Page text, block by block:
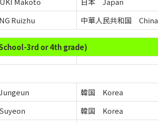
Ruizhu 中華人民共和国 China
3rd or 4th grade)
韓国 Korea
韓国 Korea